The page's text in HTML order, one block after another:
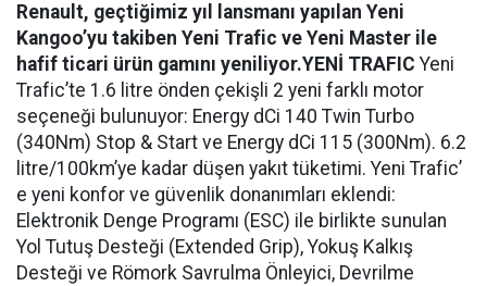
Renault, geçtiğimiz yıl lansmanı yapılan Yeni
Kangoo’yu takiben Yeni Trafic ve Yeni Master ile
hafif ticari ürün gamını yeniliyor.YENİ TRAFIC Yeni
Trafic’te 1.6 litre önden çekişli 2 yeni farklı motor
seçeneği bulunuyor: Energy dCi 140 Twin Turbo
(340Nm) Stop & Start ve Energy dCi 115 (300Nm). 6.2
litre/100km’ye kadar düşen yakıt tüketimi. Yeni Trafic’
e yeni konfor ve güvenlik donanımları eklendi:
Elektronik Denge Programı (ESC) ile birlikte sunulan
Yol Tutuş Desteği (Extended Grip), Yokuş Kalkış
Desteği ve Römork Savrulma Önleyici, Devrilme